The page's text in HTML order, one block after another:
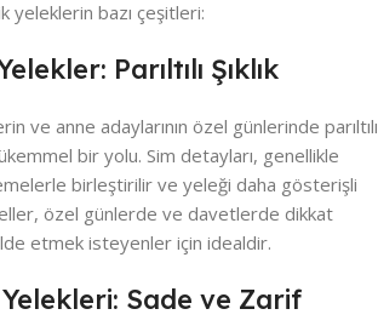
yeleklerin bazı çeşitleri:
Parıltılı Şıklık
ve anne adaylarının özel günlerinde parıltılı
bir yolu. Sim detayları, genellikle
birleştirilir ve yeleği daha gösterişli
özel günlerde ve davetlerde dikkat
etmek isteyenler için idealdir.
Sade ve Zarif